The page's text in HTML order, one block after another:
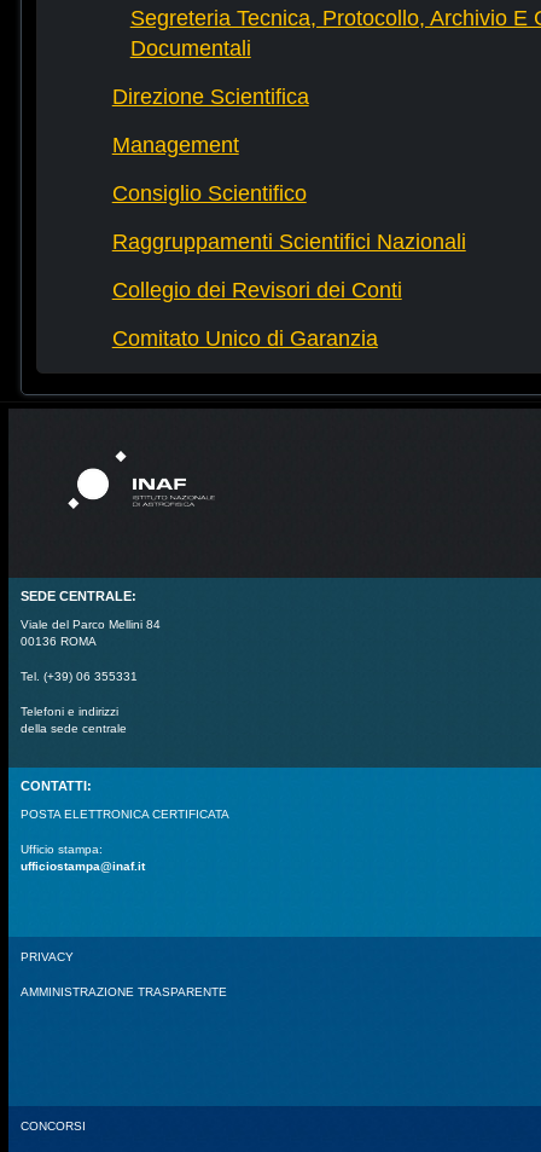
Segreteria Tecnica, Protocollo, Archivio E
Documentali
Direzione Scientifica
Management
Consiglio Scientifico
Raggruppamenti Scientifici Nazionali
Collegio dei Revisori dei Conti
Comitato Unico di Garanzia
SEDE CENTRALE:
Viale del Parco Mellini 84
00136 ROMA
Tel. (+39) 06 355331
Telefoni e indirizzi
della sede centrale
CONTATTI:
POSTA ELETTRONICA CERTIFICATA
Ufficio stampa:
ufficiostampa@inaf.it
PRIVACY
AMMINISTRAZIONE TRASPARENTE
CONCORSI